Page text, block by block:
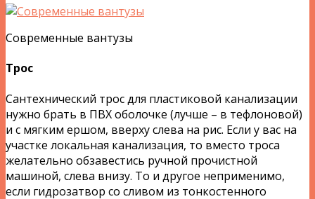
Современные вантузы
Трос
Сантехнический трос для пластиковой канализации
нужно брать в ПВХ оболочке (лучше – в тефлоновой)
и с мягким ершом, вверху слева на рис. Если у вас на
участке локальная канализация, то вместо троса
желательно обзавестись ручной прочистной
машиной, слева внизу. То и другое неприменимо,
если гидрозатвор со сливом из тонкостенного